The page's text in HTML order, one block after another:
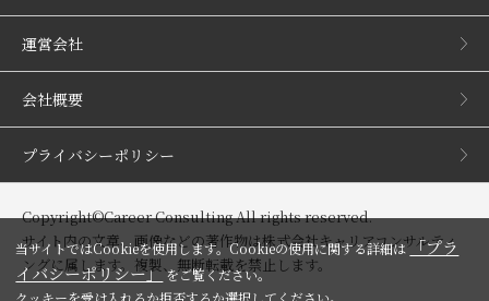
運営会社
会社概要
プライバシーポリシー
Copyright©Career Consulting All rights reserved.
サイト内の文章、画像などの著作物は株式会社キャリアコンサルティ
ングに属します。複製、無断転載を禁止します。
当サイトではCookieを使用します。Cookieの使用に関する詳細は「プラ
イバシーポリシー」をご覧ください。
クッキーを受け入れるか拒否するか選択してください。